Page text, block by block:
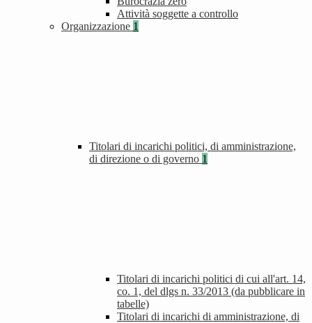
Attività soggette a controllo
Organizzazione 1
Titolari di incarichi politici, di amministrazione,
di direzione o di governo 1
Titolari di incarichi politici di cui all'art. 14,
co. 1, del dlgs n. 33/2013 (da pubblicare in
tabelle)
Titolari di incarichi di amministrazione, di